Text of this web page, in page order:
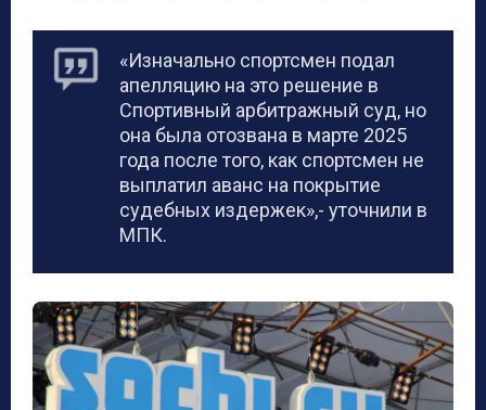
«Изначально спортсмен подал
апелляцию на это решение в
Спортивный арбитражный суд, но
она была отозвана в марте 2025
года после того, как спортсмен не
выплатил аванс на покрытие
судебных издержек»,- уточнили в
МПК.